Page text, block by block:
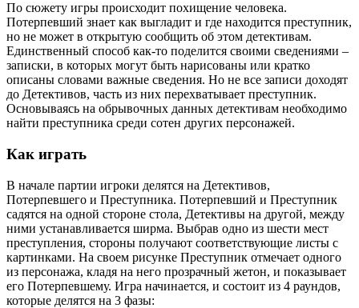
По сюжету игры происходит похищение человека.
Потерпевший знает как выгладит и где находится преступник,
но не может в открытую сообщить об этом детективам.
Единственный способ как-то поделится своими сведениями –
записки, в которых могут быть нарисованы или кратко
описаны словами важные сведения. Но не все записи доходят
до Детективов, часть из них перехватывает преступник.
Основываясь на обрывочных данных детективам необходимо
найти преступника среди сотен других персонажей.
Как играть
В начале партии игроки делятся на Детективов,
Потерпевшего и Преступника. Потерпевший и Преступник
садятся на одной стороне стола, Детективы на другой, между
ними устанавливается ширма. Выбрав одно из шести мест
преступления, стороны получают соответствующие листы с
картинками. На своем рисунке Преступник отмечает одного
из персонажа, кладя на него прозрачный жетон, и показывает
его Потерпевшему. Игра начинается, и состоит из 4 раундов,
которые делятся на 3 фазы: